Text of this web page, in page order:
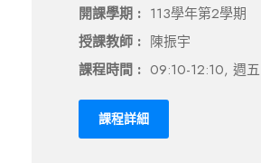
開課學期 : 113學年第2學期
授課教師 : 陳振宇
課程時間 : 09:10-12:10, 週五
課程詳細